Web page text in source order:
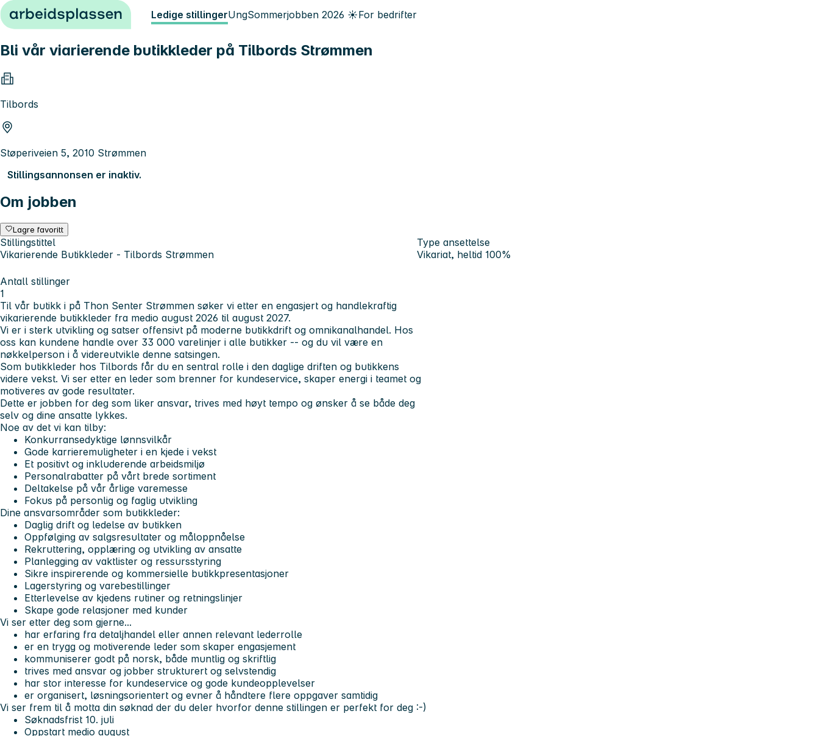
Hopp til innhold Ledige stillingerUngSommerjobben 2026 ☀️For bedrifter
Bli vår viarierende butikkleder på Tilbords Strømmen
Tilbords
Støperiveien 5, 2010 Strømmen
Stillingsannonsen er inaktiv.
Om jobben
Lagre favoritt
Stillingstittel
Vikarierende Butikkleder - Tilbords Strømmen
Type ansettelse
Vikariat, heltid 100%
Antall stillinger
1
Til vår butikk i på Thon Senter Strømmen søker vi etter en engasjert og handlekraftig
vikarierende butikkleder fra medio august 2026 til august 2027.
Vi er i sterk utvikling og satser offensivt på moderne butikkdrift og omnikanalhandel. Hos
oss kan kundene handle over 33 000 varelinjer i alle butikker -- og du vil være en
nøkkelperson i å videreutvikle denne satsingen.
Som butikkleder hos Tilbords får du en sentral rolle i den daglige driften og butikkens
videre vekst. Vi ser etter en leder som brenner for kundeservice, skaper energi i teamet og
motiveres av gode resultater.
Dette er jobben for deg som liker ansvar, trives med høyt tempo og ønsker å se både deg
selv og dine ansatte lykkes.
Noe av det vi kan tilby:
Konkurransedyktige lønnsvilkår
Gode karrieremuligheter i en kjede i vekst
Et positivt og inkluderende arbeidsmiljø
Personalrabatter på vårt brede sortiment
Deltakelse på vår årlige varemesse
Fokus på personlig og faglig utvikling
Dine ansvarsområder som butikkleder:
Daglig drift og ledelse av butikken
Oppfølging av salgsresultater og måloppnåelse
Rekruttering, opplæring og utvikling av ansatte
Planlegging av vaktlister og ressursstyring
Sikre inspirerende og kommersielle butikkpresentasjoner
Lagerstyring og varebestillinger
Etterlevelse av kjedens rutiner og retningslinjer
Skape gode relasjoner med kunder
Vi ser etter deg som gjerne...
har erfaring fra detaljhandel eller annen relevant lederrolle
er en trygg og motiverende leder som skaper engasjement
kommuniserer godt på norsk, både muntlig og skriftlig
trives med ansvar og jobber strukturert og selvstendig
har stor interesse for kundeservice og gode kundeopplevelser
er organisert, løsningsorientert og evner å håndtere flere oppgaver samtidig
Vi ser frem til å motta din søknad der du deler hvorfor denne stillingen er perfekt for deg :-)
Søknadsfrist 10. juli
Oppstart medio august